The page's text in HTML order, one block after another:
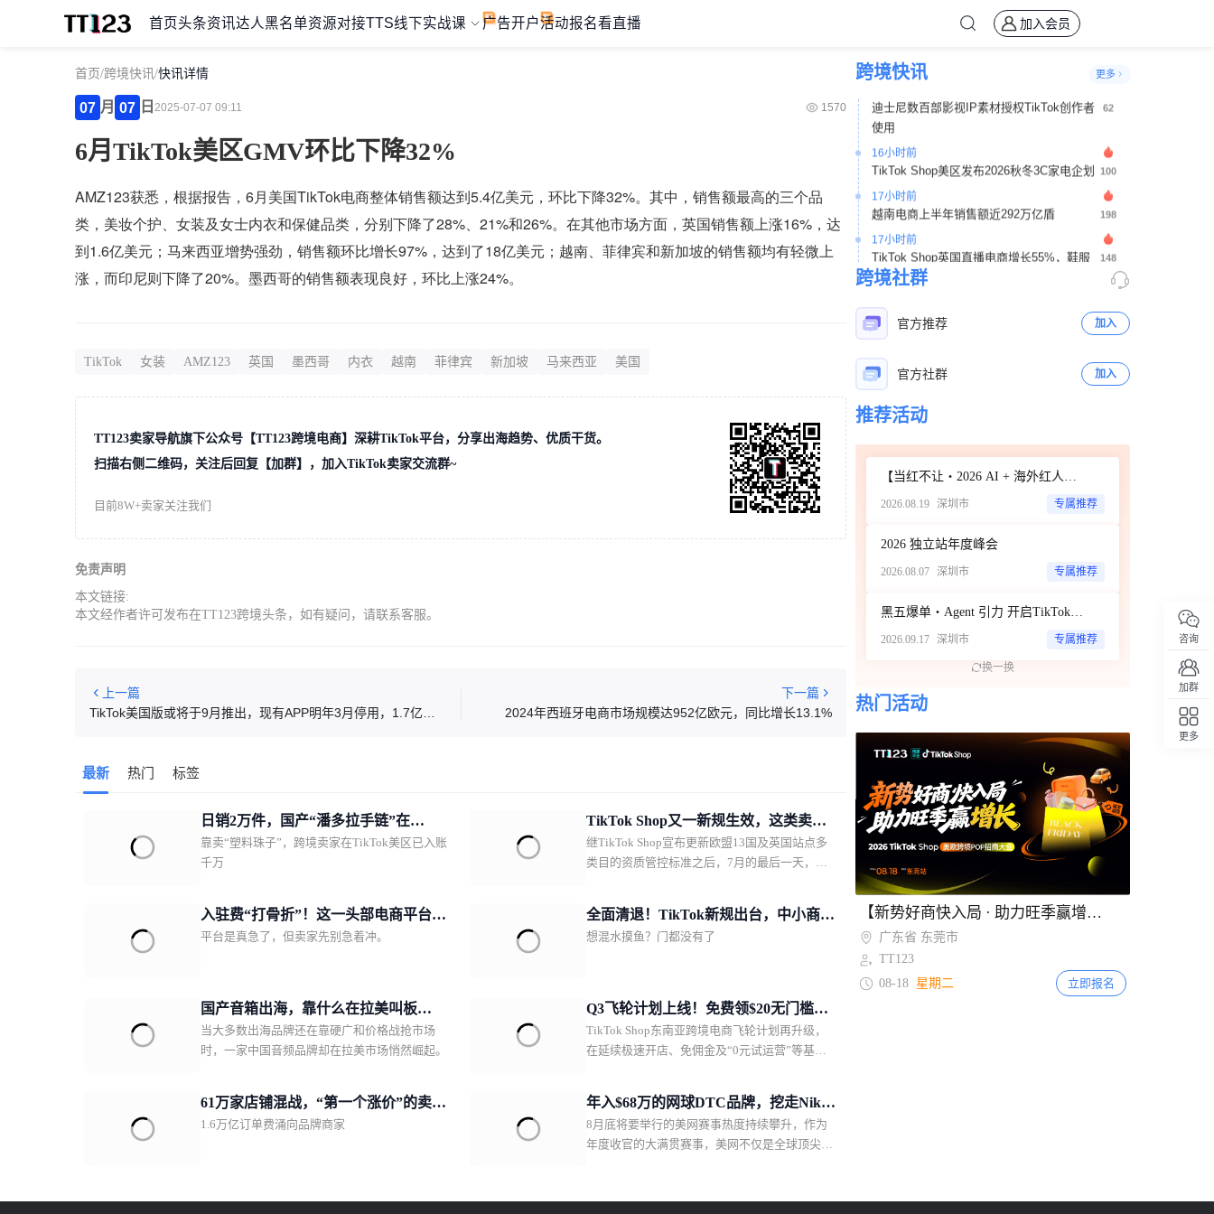
首页头条资讯达人黑名单资源对接TTS线下实战课 广告开户活动报名看直播 加入会员
首页/跨境快讯/快讯详情
07 月 07 日 2025-07-07 09:11 1570
6月TikTok美区GMV环比下降32%
AMZ123获悉，根据报告，6月美国TikTok电商整体销售额达到5.4亿美元，环比下降32%。其中，销售额最高的三个品
类，美妆个护、女装及女士内衣和保健品类，分别下降了28%、21%和26%。在其他市场方面，英国销售额上涨16%，达
到1.6亿美元；马来西亚增势强劲，销售额环比增长97%，达到了18亿美元；越南、菲律宾和新加坡的销售额均有轻微上
涨，而印尼则下降了20%。墨西哥的销售额表现良好，环比上涨24%。
TikTok 女装 AMZ123 英国 墨西哥 内衣 越南 菲律宾 新加坡 马来西亚 美国
TT123卖家导航旗下公众号【TT123跨境电商】深耕TikTok平台，分享出海趋势、优质干货。
扫描右侧二维码，关注后回复【加群】，加入TikTok卖家交流群~
目前8W+卖家关注我们
免责声明
本文链接:
本文经作者许可发布在TT123跨境头条，如有疑问，请联系客服。
上一篇
下一篇
2024年西班牙电商市场规模达952亿欧元，同比增长13.1%
最新 热门 标签
日销2万件，国产“潘多拉手链”在
TikTok美区爆单
靠卖“塑料珠子”，跨境卖家在TikTok美区已入账
千万
TikTok Shop又一新规生效，这类卖家
务必及时补齐资质
继TikTok Shop宣布更新欧盟13国及英国站点多
类目的资质管控标准之后，7月的最后一天，
具、化妆品、母婴5大平台核心热销品类进行全
方位“纠错补漏”，泰国站此次剑指的类目，是颇
Shop泰国站收紧二手商品TT123获悉，自2026年
7月31日起，TikTok Shop泰国站点已全面收紧二
手商品上架资质。
入驻费“打骨折”！这一头部电商平台急
需中国卖家回血
平台是真急了，但卖家先别急着冲。
全面清退！TikTok新规出台，中小商家
更难躺赢
想混水摸鱼？门都没有了
国产音箱出海，靠什么在拉美叫板
JBL？一场由数百位本土红人完成的信
任众筹
当大多数出海品牌还在靠硬广和价格战抢市场
时，一家中国音频品牌却在拉美市场悄然崛起。
Q3飞轮计划上线！免费领$20无门槛广
告金，东南亚跨境新商激励再加码！
TikTok Shop东南亚跨境电商飞轮计划再升级，
在延续极速开店、免佣金及“0元试运营”等基础
持，符合条件的新商还有机会领取$20广告金，
助力商家降低启动门槛、更快迈出开店经营的第
一步。本轮飞轮计划升级具体涵盖了哪些权益？
61万家店铺混战，“第一个涨价”的卖家
瓜分万亿蛋糕
1.6万亿订单费涌向品牌商家
年入$68万的网球DTC品牌，挖走Nike
代言人，摇身一变成潮牌
8月底将要举行的美网赛事热度持续攀升，作为
年度收官的大满贯赛事，美网不仅是全球顶尖职
小众品类，而是成为DTC品牌切入运动生活方式
跨境快讯 更多
TikTok美区潘多拉风格手链热销 日销突破2
万单带动平价饰品增长
9小时前
Etsy裁减12%员工并启动20亿美元股票回购 32
12小时前
索GMV同比增长55%
TikTok Shop上半年全球GMV达503亿美元
美区首次超越印尼成为第一大市场
144
13小时前
迪士尼数百部影视IP素材授权TikTok创作者
使用
16小时前
TikTok Shop美区发布2026秋冬3C家电企划 100
17小时前
越南电商上半年销售额近292万亿盾 198
TikTok Shop英国直播电商增长55%，鞋服
TikTok庭前和解退出青少年成瘾诉讼审理
2天前
宿舍消费市场
2天前
2天前
俄罗斯跨境电商占比仅3.4% 财政部拟2027
年起实施阶梯式征税
夏季线上消费升温 2026年拉美电商市场规
296
2天前
越南电商法实施直播监管新规 2027年起平
台须电子核验卖家与主播身份
224
跨境社群
官方推荐 加入
官方社群 加入
推荐活动
【当红不让・2026 AI + 海外红人营销大会暨 WotoHub 卖家大会】
2026.08.19 深圳市 专属推荐
2026 独立站年度峰会
2026.08.07 深圳市 专属推荐
黑五爆单・Agent 引力 开启TikTok新达人经济时代 ——ScoreHub 2026 品牌大会
2026.09.17 深圳市 专属推荐
换一换
热门活动
Item
1
of
2
【新势好商快入局 · 助力旺季赢增长】TikTok Shop美欧跨境POP招商大会·东莞站
广东省 东莞市
TT123
08-18 星期二 立即报名
咨询
加群
更多